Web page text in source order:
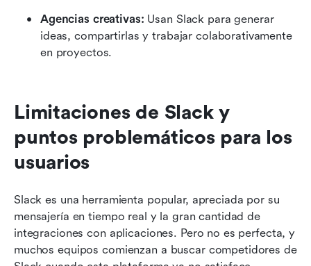
Agencias creativas: Usan Slack para generar
ideas, compartirlas y trabajar colaborativamente
en proyectos.
Limitaciones de Slack y
puntos problemáticos para los
usuarios
Slack es una herramienta popular, apreciada por su
mensajería en tiempo real y la gran cantidad de
integraciones con aplicaciones. Pero no es perfecta, y
muchos equipos comienzan a buscar competidores de